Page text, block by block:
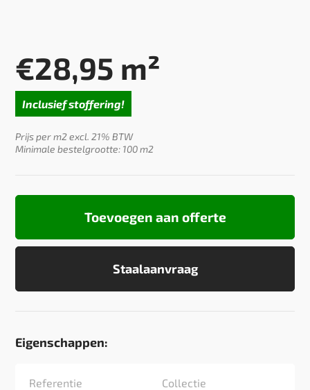
€28,95 m²
Inclusief stoffering!
Prijs per m2 excl. 21% BTW
Minimale bestelgrootte: 100 m2
Staalaanvraag
Toevoegen aan offerte
Eigenschappen:
Referentie
Collectie